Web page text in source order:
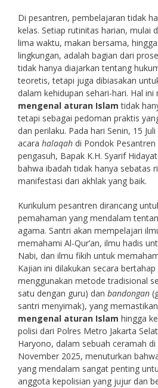
Di pesantren, pembelajaran tidak
kelas. Setiap rutinitas harian, mulai
lima waktu, makan bersama,
lingkungan, adalah bagian dari
tidak hanya diajarkan tentang
teoretis, tetapi juga dibiasakan
dalam kehidupan sehari-hari. Hal
mengenal aturan Islam tidak
tetapi sebagai pedoman praktis
dan perilaku. Pada hari Senin, 15
acara halaqah di Pondok Pesantren
pengasuh, Bapak K.H. Syarif
bahwa ibadah tidak hanya sebatas
manifestasi dari akhlak yang baik.
Kurikulum pesantren dirancang
pemahaman yang mendalam
agama. Santri akan mempelajari
memahami Al-Qur’an, ilmu hadis
Nabi, dan ilmu fikih untuk
Kajian ini dilakukan secara
menggunakan metode tradisional
satu dengan guru) dan bandongan
santri menyimak), yang
mengenal aturan Islam hingga
polisi dari Polres Metro Jakarta
Haryono, dalam sebuah ceramah
November 2025, menuturkan
yang mendalam sangat penting
anggota kepolisian yang jujur dan